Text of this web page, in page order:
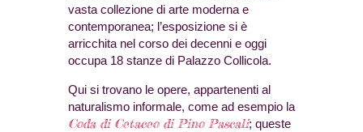
vasta collezione di arte moderna e
contemporanea; l’esposizione si è
arricchita nel corso dei decenni e oggi
occupa 18 stanze di Palazzo Collicola.
Qui si trovano le opere, appartenenti al
naturalismo informale, come ad esempio la
Coda di Cetaceo di Pino Pascali; queste